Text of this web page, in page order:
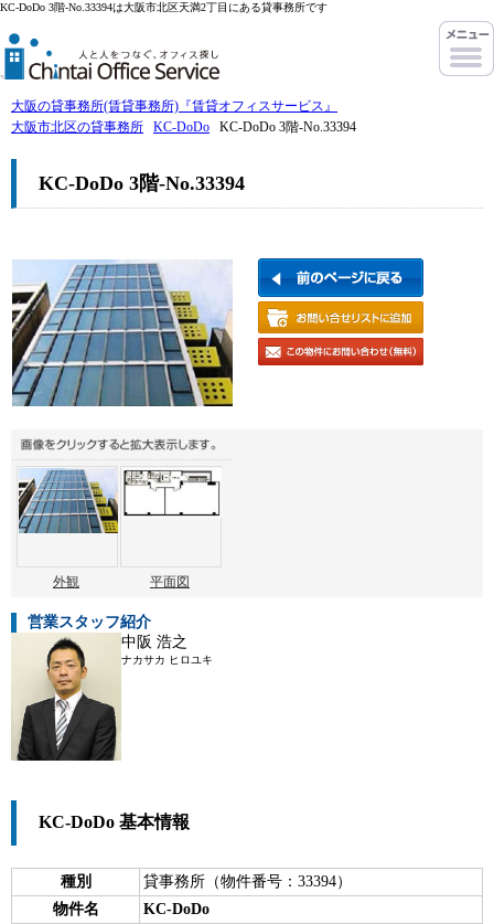
KC-DoDo 3階-No.33394は大阪市北区天満2丁目にある貸事務所です
大阪の貸事務所(賃貸事務所)『賃貸オフィスサービス』
大阪市北区の貸事務所
KC-DoDo KC-DoDo 3階-No.33394
KC-DoDo 3階-No.33394
外観 平面図
営業スタッフ紹介
中阪 浩之
ナカサカ ヒロユキ
KC-DoDo 基本情報
種別
貸事務所（物件番号：33394）
物件名
KC-DoDo